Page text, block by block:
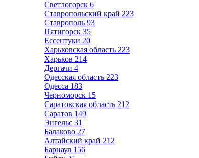
Светлогорск 6
Ставропольский край 223
Ставрополь 93
Пятигорск 35
Ессентуки 20
Харьковская область 223
Харьков 214
Дергачи 4
Одесская область 223
Одесса 183
Черноморск 15
Саратовская область 212
Саратов 149
Энгельс 31
Балаково 27
Алтайский край 212
Барнаул 156